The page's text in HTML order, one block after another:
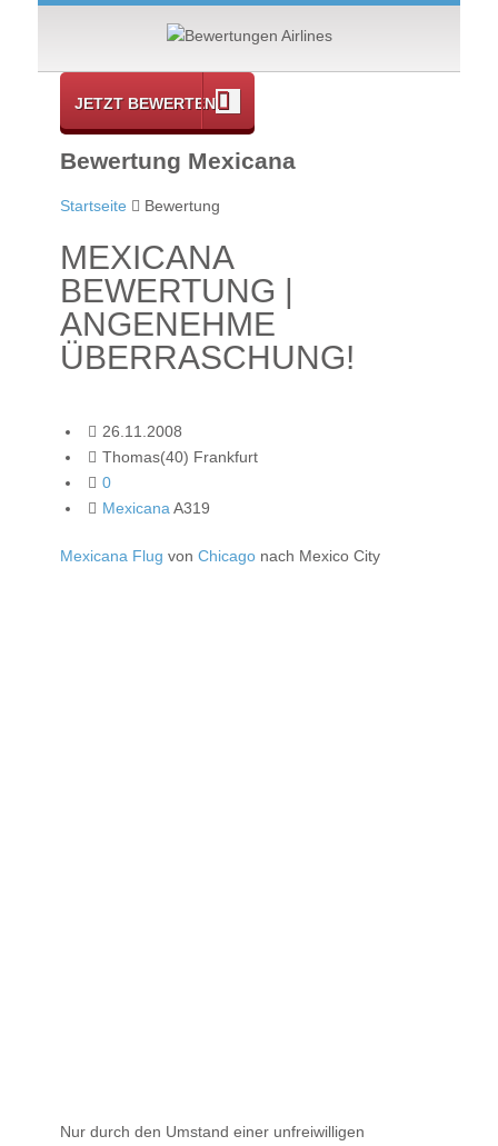
JETZT BEWERTEN
Bewertung Mexicana
Startseite Bewertung
MEXICANA
BEWERTUNG |
ANGENEHME
ÜBERRASCHUNG!
26.11.2008
Thomas(40) Frankfurt
0
Mexicana A319
Mexicana Flug von Chicago nach Mexico City
Nur durch den Umstand einer unfreiwilligen